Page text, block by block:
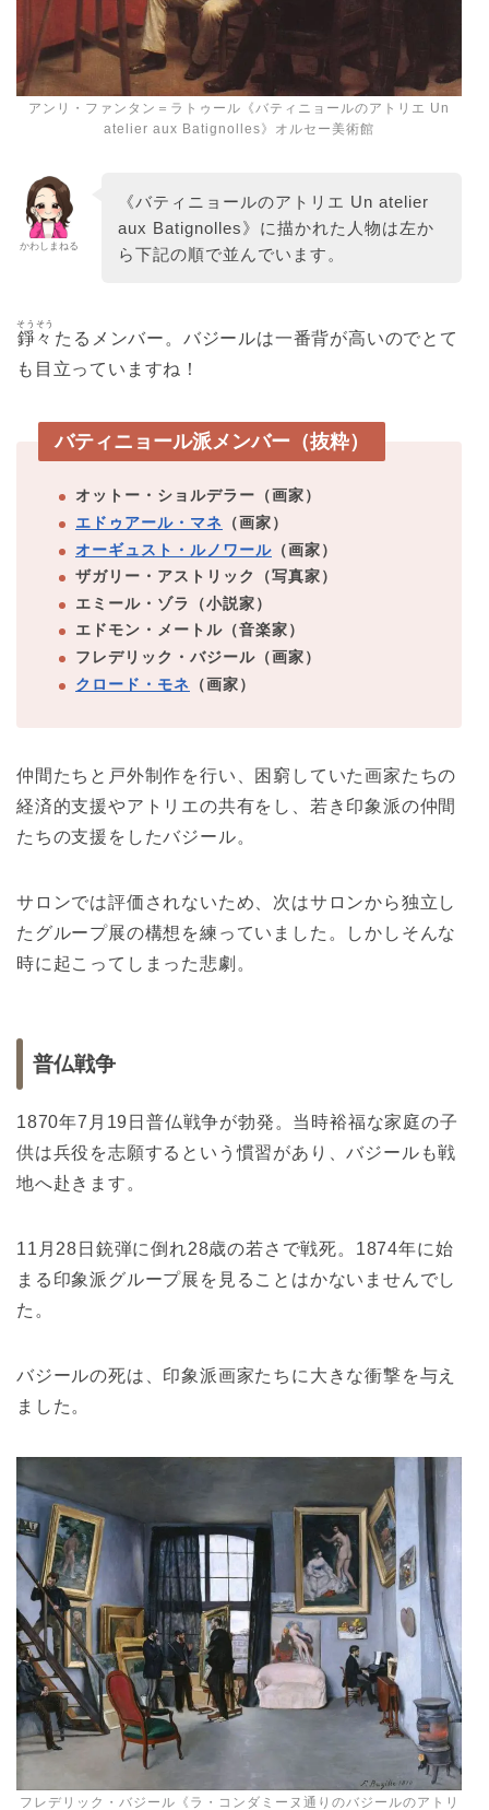
アンリ・ファンタン＝ラトゥール《バティニョールのアトリエ Un
atelier aux Batignolles》オルセー美術館
かわしまねる
《バティニョールのアトリエ Un atelier
aux Batignolles》に描かれた人物は左か
ら下記の順で並んでいます。
錚々
そうそう
たるメンバー。バジールは一番背が高いのでとて
も目立っていますね！
バティニョール派メンバー（抜粋）
オットー・ショルデラー（画家）
エドゥアール・マネ （画家）
オーギュスト・ルノワール （画家）
ザガリー・アストリック（写真家）
エミール・ゾラ（小説家）
エドモン・メートル（音楽家）
フレデリック・バジール（画家）
クロード・モネ （画家）
仲間たちと戸外制作を行い、困窮していた画家たちの
経済的支援やアトリエの共有をし、若き印象派の仲間
たちの支援をしたバジール。
サロンでは評価されないため、次はサロンから独立し
たグループ展の構想を練っていました。しかしそんな
時に起こってしまった悲劇。
普仏戦争
1870年7月19日普仏戦争が勃発。当時裕福な家庭の子
供は兵役を志願するという慣習があり、バジールも戦
地へ赴きます。
11月28日銃弾に倒れ28歳の若さで戦死。1874年に始
まる印象派グループ展を見ることはかないませんでし
た。
バジールの死は、印象派画家たちに大きな衝撃を与え
ました。
フレデリック・バジール《ラ・コンダミーヌ通りのバジールのアトリ